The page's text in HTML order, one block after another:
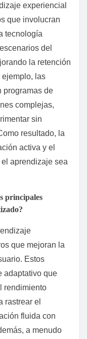
experiencial
que involucran
tecnología
del
la retención
las
programas de
complejas,
sin
resultado, la
activa y el
aprendizaje sea
principales
que mejoran la
Estos
adaptativo que
rendimiento
rastrear el
fluida con
a menudo